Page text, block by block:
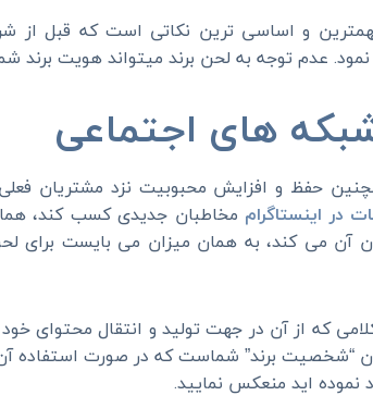
و اساسی ترین نکاتی است که قبل از
عدم توجه به لحن برند میتواند هویت برند
های اجتماعی
حفظ و افزایش محبوبیت نزد مشتریان
در اینستاگرام مخاطبان جدیدی کسب کند،
آن می کند، به همان میزان می بایست برای
که از آن در جهت تولید و انتقال محتوای
“شخصیت برند” شماست که در صورت استفاده
نموده اید منعکس نمایید.